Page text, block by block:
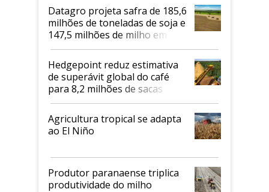
Datagro projeta safra de 185,6
milhões de toneladas de soja e
147,5 milhões de milho em
2026/27
Hedgepoint reduz estimativa
de superávit global do café
para 8,2 milhões de sacas
Agricultura tropical se adapta
ao El Niño
Produtor paranaense triplica
produtividade do milho